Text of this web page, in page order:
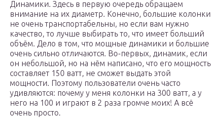
Динамики. Здесь в первую очередь обращаем
внимание на их диаметр. Конечно, большие колонки
не очень транспортабельны, но если вам нужно
качество, то лучше выбирать то, что имеет больший
объём. Дело в том, что мощные динамики и большие
очень сильно отличаются. Во-первых, динамик, если
он небольшой, но на нём написано, что его мощность
составляет 150 ватт, не сможет выдать этой
мощности. Поэтому пользователи очень часто
удивляются: почему у меня колонки на 300 ватт, а у
него на 100 и играют в 2 раза громче моих! А всё
очень просто.